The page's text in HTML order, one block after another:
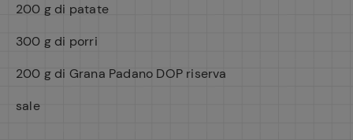
200 g di patate
300 g di porri
200 g di Grana Padano DOP riserva
sale